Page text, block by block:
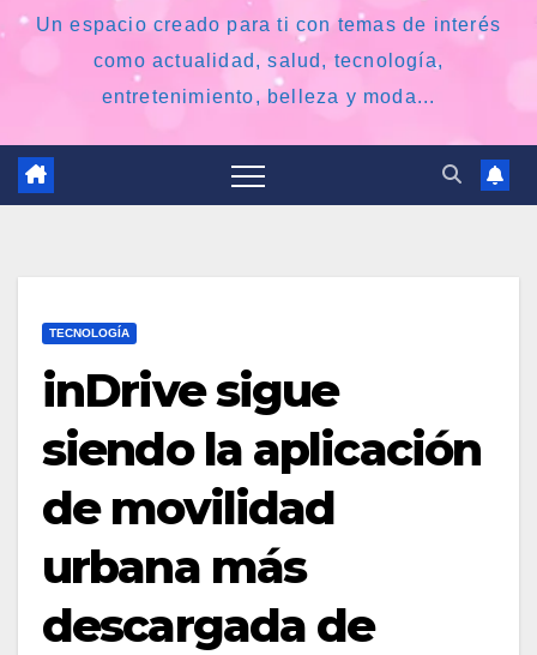
Un espacio creado para ti con temas de interés
como actualidad, salud, tecnología,
entretenimiento, belleza y moda...
TECNOLOGÍA
inDrive sigue
siendo la aplicación
de movilidad
urbana más
descargada de